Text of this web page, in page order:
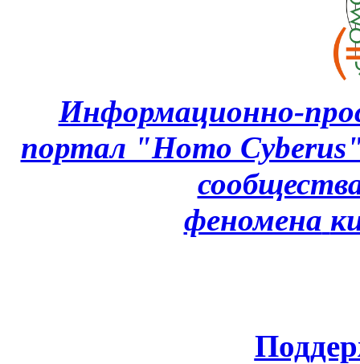
Информационно-
портал "Homo
феномена